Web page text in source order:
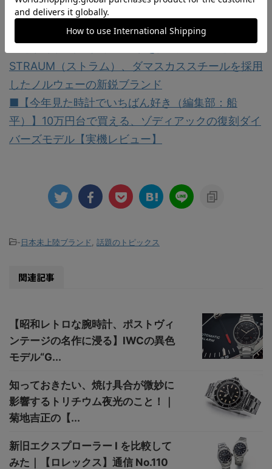
西海岸の注目ブランド、ブレモア（BREMOIR）を
実機レビュー】
■【第2回：未上陸ブランドを実機レビュー】
STRAUM（ストラム）、ダマスカススチールを採用
したノルウェーの新鋭ブランド
■【今年見た時計でいちばん好き（編集部：船
平）】10万円台で買える、ゾディアックの復刻ダイ
バーズモデル【実機レビュー】
-日本未上陸ブランド 話題のトピックス
関連記事
【昭和レトロな腕時計、ポストヴィ
ンテージの名作に浸る】IWCの異色
モデル“G...
知っておきたい、焼け具合が微妙に
影響するトリチウム夜光のこと！｜
菊地吉正の【...
新旧エクスプローラー I を比較して
みた｜【ロレックス】通信 No.110